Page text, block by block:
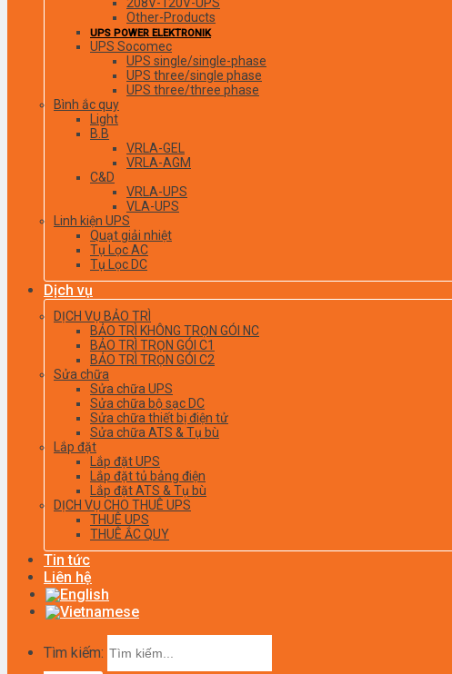
Other-Products
UPS POWER ELEKTRONIK
UPS Socomec
UPS single/single-phase
UPS three/single phase
UPS three/three phase
Bình ắc quy
Light
B.B
VRLA-GEL
VRLA-AGM
C&D
VRLA-UPS
VLA-UPS
Linh kiện UPS
Quạt giải nhiệt
Tụ Lọc AC
Tụ Lọc DC
Dịch vụ
DỊCH VỤ BẢO TRÌ
BẢO TRÌ KHÔNG TRỌN GÓI NC
BẢO TRÌ TRỌN GÓI C1
BẢO TRÌ TRỌN GÓI C2
Sửa chữa
Sửa chữa UPS
Sửa chữa bộ sạc DC
Sửa chữa thiết bị điện tử
Sửa chữa ATS & Tụ bù
Lắp đặt
Lắp đặt UPS
Lắp đặt tủ bảng điện
Lắp đặt ATS & Tụ bù
DỊCH VỤ CHO THUÊ UPS
THUÊ UPS
THUÊ ẮC QUY
Tin tức
Liên hệ
Tìm kiếm: